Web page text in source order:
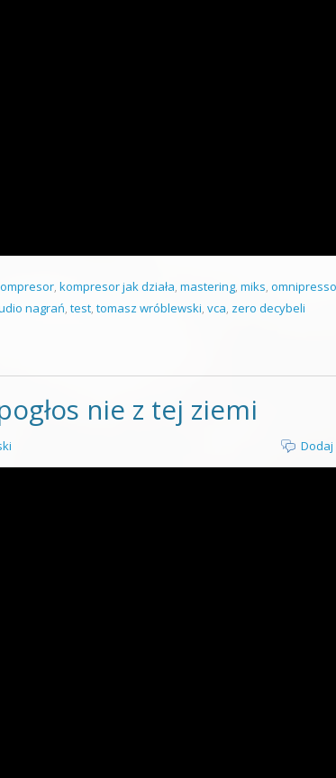
, kompresor jak działa, mastering, miks,
nagrań, test, tomasz wróblewski, vca, zero decybeli
nie z tej ziemi